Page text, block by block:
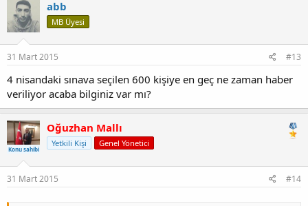
abb
MB Üyesi
31 Mart 2015 #13
4 nisandaki sınava seçilen 600 kişiye en geç ne zaman haber
veriliyor acaba bilginiz var mı?
Konu sahibi
Oğuzhan Mallı
Yetkili Kişi Genel Yönetici
31 Mart 2015 #14